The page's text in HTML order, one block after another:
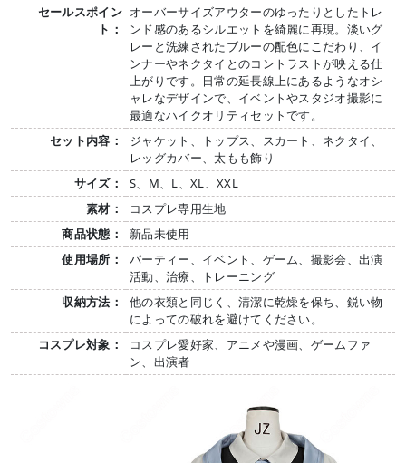
セールスポイン
ト：
オーバーサイズアウターのゆったりとしたトレ
ンド感のあるシルエットを綺麗に再現。淡いグ
レーと洗練されたブルーの配色にこだわり、イ
ンナーやネクタイとのコントラストが映える仕
上がりです。日常の延長線上にあるようなオシ
ャレなデザインで、イベントやスタジオ撮影に
最適なハイクオリティセットです。
セット内容：
ジャケット、トップス、スカート、ネクタイ、
レッグカバー、太もも飾り
サイズ：
S、M、L、XL、XXL
素材：
コスプレ専用生地
商品状態：
新品未使用
使用場所：
パーティー、イベント、ゲーム、撮影会、出演
活動、治療、トレーニング
収納方法：
他の衣類と同じく、清潔に乾燥を保ち、鋭い物
によっての破れを避けてください。
コスプレ対象：
コスプレ愛好家、アニメや漫画、ゲームファ
ン、出演者